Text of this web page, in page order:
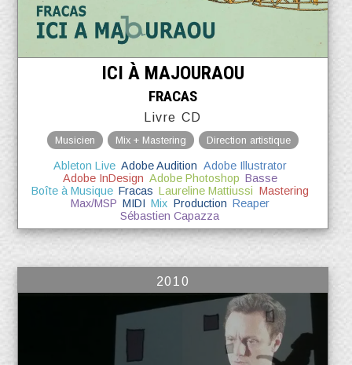
ICI À MAJOURAOU
FRACAS
Livre CD
Musicien Mix + Mastering Direction artistique
Ableton Live Adobe Audition Adobe Illustrator
Adobe InDesign Adobe Photoshop Basse
Boîte à Musique Fracas Laureline Mattiussi Mastering
Max/MSP MIDI Mix Production Reaper
Sébastien Capazza
2010